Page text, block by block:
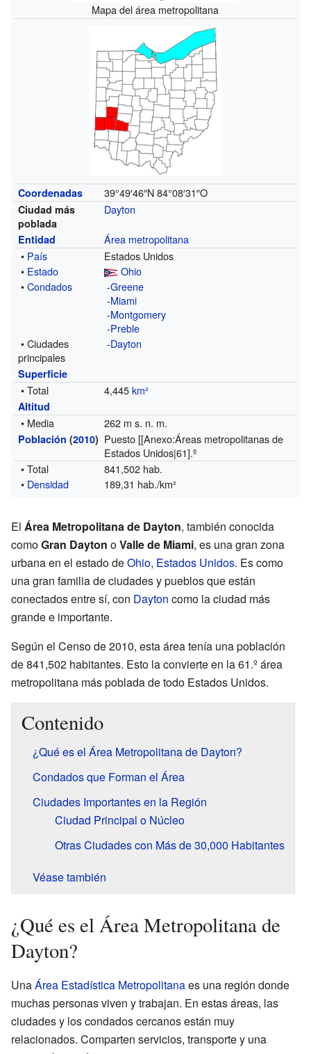
Mapa del área metropolitana
Coordenadas 39°49′46″N 84°08′31″O
Ciudad más
poblada
Dayton
Entidad
Área metropolitana
• País
Estados Unidos
• Estado
Ohio
•Condados -Greene
-Miami
-Montgomery
-Preble
• Ciudades
principales
-Dayton
Superficie
• Total 4,445km²
Altitud
• Media 262 m s. n. m.
Población (2010) Puesto [[Anexo:Áreas metropolitanas de
Estados Unidos|61].º
• Total
841,502 hab.
• Densidad 189,31 hab./km²
El Área Metropolitana de Dayton, también conocida
comoGran Dayton oValle de Miami, es una gran zona
urbana en el estado deOhio, Estados Unidos. Es como
una gran familia de ciudades y pueblos que están
conectados entre sí, con Dayton como la ciudad más
grande e importante.
Según el Censo de 2010, esta área tenía una población
de 841,502 habitantes. Esto la convierte en la 61.º área
metropolitana más poblada de todo Estados Unidos.
Contenido
¿Qué es el Área Metropolitana de Dayton?
Condados que Forman el Área
Ciudades Importantes en la Región
Ciudad Principal o Núcleo
Otras Ciudades con Más de 30,000 Habitantes
Véase también
¿Qué es el Área Metropolitana de
Dayton?
UnaÁrea Estadística Metropolitanaes una región donde
muchas personas viven y trabajan. En estas áreas, las
ciudades y los condados cercanos están muy
relacionados. Comparten servicios, transporte y una